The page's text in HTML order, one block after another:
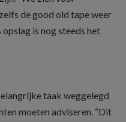
de good old tape weer
is nog steeds het
taak weggelegd
moeten adviseren. “Dit